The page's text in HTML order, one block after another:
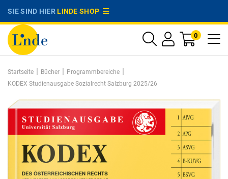
SIE SIND HIERLINDE SHOP
0
Startseite | Bücher | Programmbereiche |
KODEX Studienausgabe Sozialrecht Salzburg 2025/26